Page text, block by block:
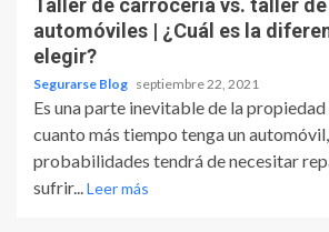
Taller de carrocería vs. taller
automóviles | ¿Cuál es la
elegir?
Segurarse Blog septiembre 22, 2021
Es una parte inevitable de la
cuanto más tiempo tenga un
probabilidades tendrá de necesitar
sufrir...Leer más